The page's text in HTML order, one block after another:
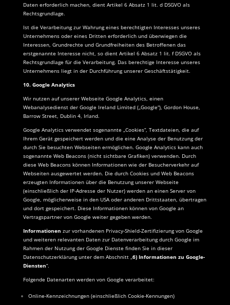
Daten erforderlich machen, dient Artikel 6 Absatz 1 lit. d DSGVO als
Rechtsgrundlage.
Ist die Verarbeitung zur Wahrung eines berechtigten Interesses unseres
Unternehmens oder eines Dritten erforderlich und überwiegen die
Interessen, Grundrechte und Grundfreiheiten des Betroffenen das
erstgenannte Interesse nicht, so dient Artikel 6 Absatz 1 lit. f DSGVO als
Rechtsgrundlage für die Verarbeitung. Das berechtige Interesse unseres
Unternehmens liegt in der Durchführung unserer Geschäftstätigkeit.
10. Google Analytics
Wir nutzen auf unserer Webseite Google Analytics, einen
Webanalysedienst der Google Ireland Limited („Google“), Gordon House,
Barrow Street, Dublin 4, Irland.
Google Analytics verwendet sogenannte „Cookies“, Textdateien, die auf
Ihrem Gerät gespeichert werden und die eine Analyse der Benutzung der
durch Sie besuchten Webseiten ermöglichen. Google Analytics kann auch
sogenannte Web Beacons (nicht sichtbare Grafiken) verwenden. Durch
diese Web Beacons können Informationen wie der Besucherverkehr auf
Webseiten ausgewertet werden. Die durch Cookies und Web Beacons
erzeugten Informationen über die Benutzung unserer Webseite
(einschließlich der IP-Adresse der Nutzer) werden an einen Server von
Google, möglicherweise in den USA oder anderen Drittstaaten, übertragen
und dort gespeichert. Diese Informationen können von Google an
Vertragspartner von Google weiter gegeben werden.
Informationen zur vorhandenen Privacy-Shield-Zertifizierung von Google
und weiteren relevanten Daten zur Datenverarbeitung durch Google im
Rahmen der Nutzung der Google Dienste finden Sie in dieser
Datenschutzerklärung unter dem Abschnitt „6) Informationen zu Google-
Diensten“.
Folgende Datenarten werden von Google verarbeitet:
Online-Kennzeichnungen (einschließlich Cookie-Kennungen)